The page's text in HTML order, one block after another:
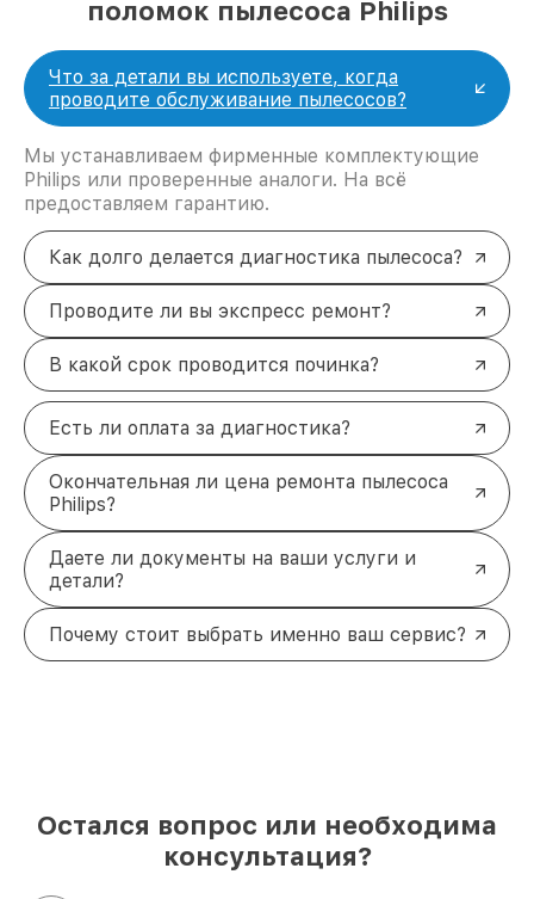
поломок пылесоса Philips
Что за детали вы используете, когда
проводите обслуживание пылесосов?
Мы устанавливаем фирменные комплектующие
Philips или проверенные аналоги. На всё
предоставляем гарантию.
Как долго делается диагностика пылесоса?
Проводите ли вы экспресс ремонт?
В какой срок проводится починка?
Есть ли оплата за диагностика?
Окончательная ли цена ремонта пылесоса
Philips?
Даете ли документы на ваши услуги и
детали?
Почему стоит выбрать именно ваш сервис?
Остался вопрос или необходима
консультация?